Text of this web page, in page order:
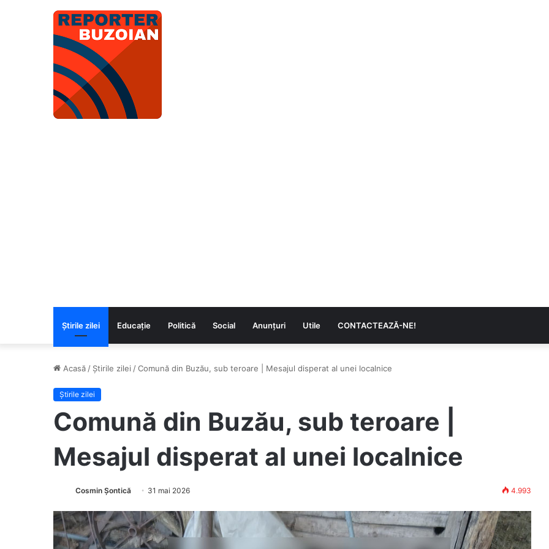
Știrile zilei Educaţie Politică Social Anunțuri Utile CONTACTEAZĂ-NE!
Acasă / Știrile zilei /Comună din Buzău, sub teroare | Mesajul disperat al unei localnice
Știrile zilei
Comună din Buzău, sub teroare |
Mesajul disperat al unei localnice
Cosmin Șontică 31 mai 2026 4.993